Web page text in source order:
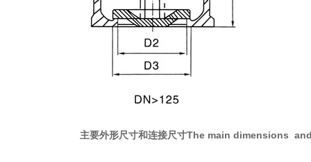
主要外形尺寸和连接尺寸The main dimensions